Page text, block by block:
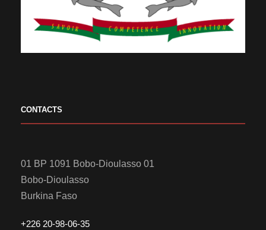
CONTACTS
01 BP 1091 Bobo-Dioulasso 01
Bobo-Dioulasso
Burkina Faso
+226 20-98-06-35